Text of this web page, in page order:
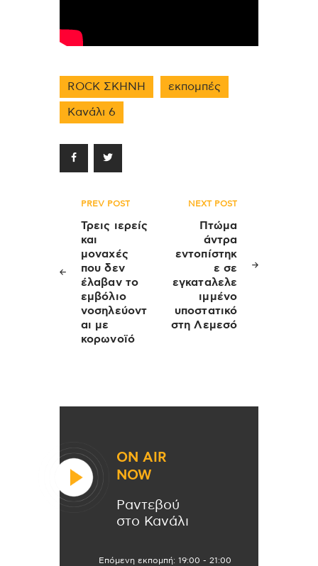
ROCK ΣΚΗΝΗ εκπομπές
Κανάλι 6
Πλοήγηση
άρθρων
PREV POST
Τρεις ιερείς
και
μοναχές
που δεν
έλαβαν το
εμβόλιο
νοσηλεύοντ
αι με
κορωνοϊό
NEXT POST
Πτώμα
άντρα
εντοπίστηκ
ε σε
εγκαταλελε
ιμμένο
υποστατικό
στη Λεμεσό
ON AIR
NOW
Ραντεβού
στο Κανάλι
Επόμενη εκπομπή: 19:00 - 21:00